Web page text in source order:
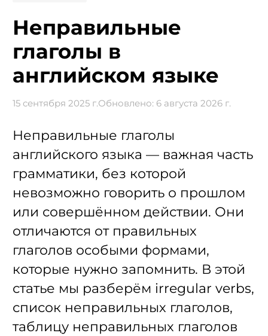
Неправильные
глаголы в
английском языке
15 сентября 2025 г.Обновлено: 6 августа 2026 г.
Неправильные глаголы
английского языка — важная часть
грамматики, без которой
невозможно говорить о прошлом
или совершённом действии. Они
отличаются от правильных
глаголов особыми формами,
которые нужно запомнить. В этой
статье мы разберём irregular verbs,
список неправильных глаголов,
таблицу неправильных глаголов